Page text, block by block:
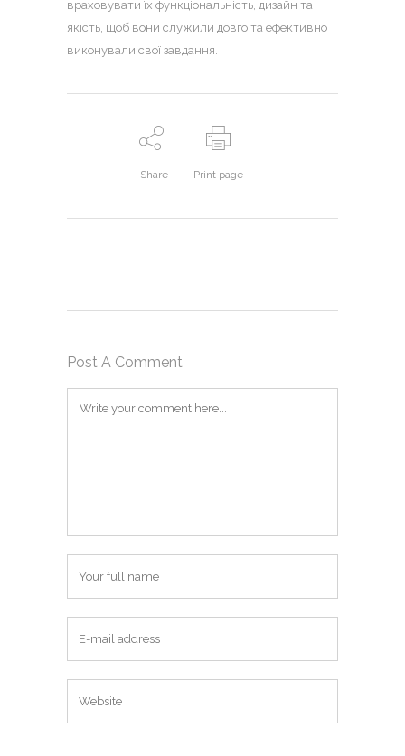
враховувати їх функціональність, дизайн та
якість, щоб вони служили довго та ефективно
виконували свої завдання.
Share Print page
Post A Comment